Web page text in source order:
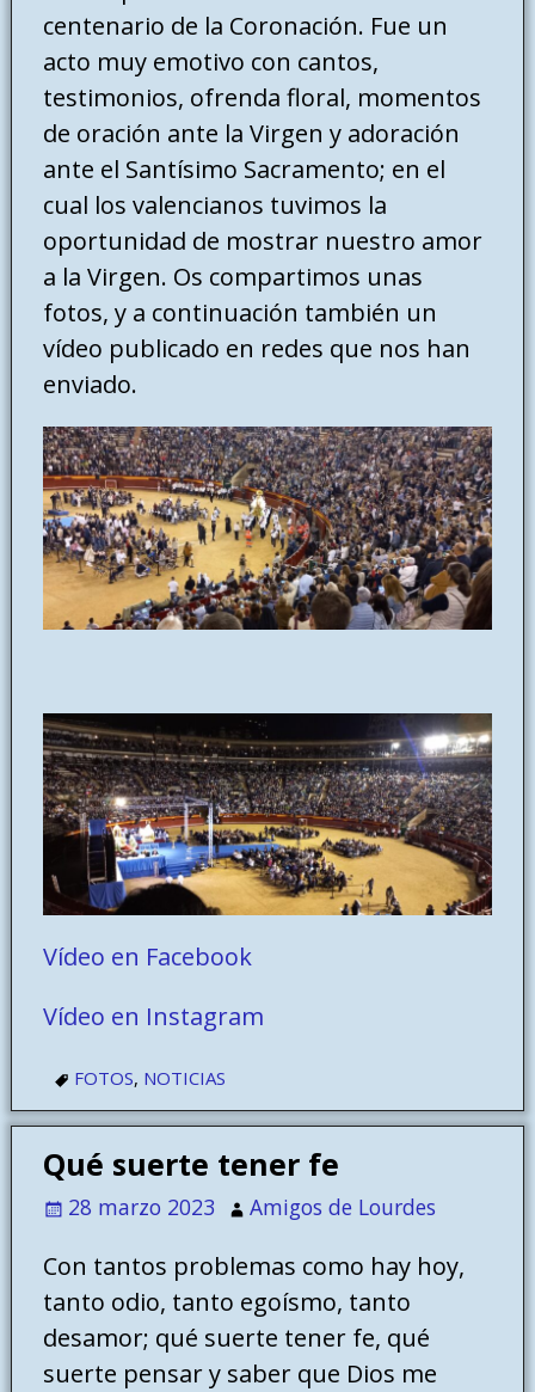
centenario de la Coronación. Fue un
acto muy emotivo con cantos,
testimonios, ofrenda floral, momentos
de oración ante la Virgen y adoración
ante el Santísimo Sacramento; en el
cual los valencianos tuvimos la
oportunidad de mostrar nuestro amor
a la Virgen. Os compartimos unas
fotos, y a continuación también un
vídeo publicado en redes que nos han
enviado.
Vídeo en Facebook
Vídeo en Instagram
FOTOS, NOTICIAS
Qué suerte tener fe
28 marzo 2023 Amigos de Lourdes
Con tantos problemas como hay hoy,
tanto odio, tanto egoísmo, tanto
desamor; qué suerte tener fe, qué
suerte pensar y saber que Dios me